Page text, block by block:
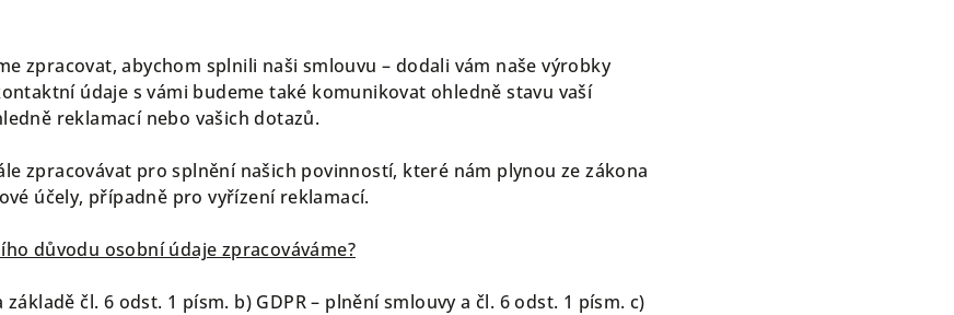
zpracovat, abychom splnili naši smlouvu – dodali vám naše výrobky
údaje s vámi budeme také komunikovat ohledně stavu vaší
reklamací nebo vašich dotazů.
zpracovávat pro splnění našich povinností, které nám plynou ze zákona
účely, případně pro vyřízení reklamací.
důvodu osobní údaje zpracováváme?
základě čl. 6 odst. 1 písm. b) GDPR – plnění smlouvy a čl. 6 odst. 1 písm. c)